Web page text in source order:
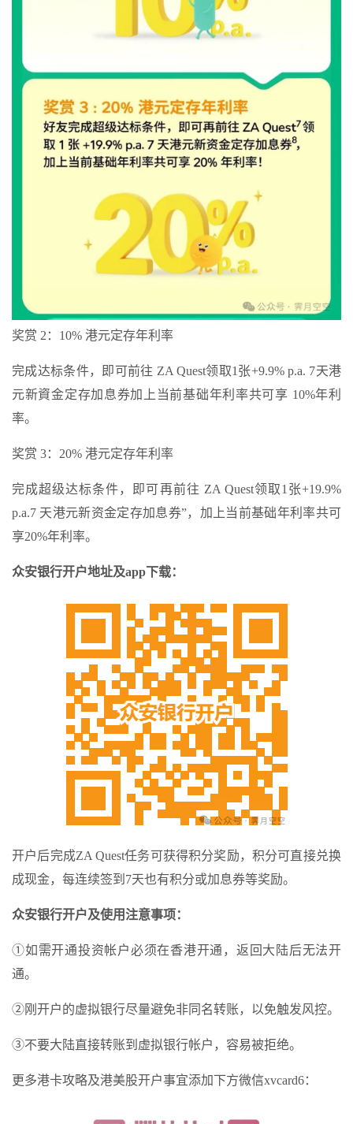
奖赏 2：10% 港元定存年利率
完成达标条件，即可前往 ZA Quest领取1张+9.9% p.a. 7天港
元新資金定存加息券加上当前基础年利率共可享 10%年利
率。
奖赏 3：20% 港元定存年利率
完成超级达标条件，即可再前往 ZA Quest领取1张+19.9%
p.a.7 天港元新资金定存加息券”，加上当前基础年利率共可
享20%年利率。
众安银行开户地址及app下载：
开户后完成ZA Quest任务可获得积分奖励，积分可直接兑换
成现金，每连续签到7天也有积分或加息券等奖励。
众安银行开户及使用注意事项：
①如需开通投资帐户必须在香港开通，返回大陆后无法开
通。
②刚开户的虚拟银行尽量避免非同名转账，以免触发风控。
③不要大陆直接转账到虚拟银行帐户，容易被拒绝。
更多港卡攻略及港美股开户事宜添加下方微信xvcard6：